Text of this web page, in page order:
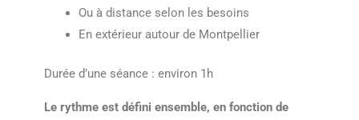
Ou à distance selon les besoins
En extérieur autour de Montpellier
Durée d’une séance : environ 1h
Le rythme est défini ensemble, en fonction de